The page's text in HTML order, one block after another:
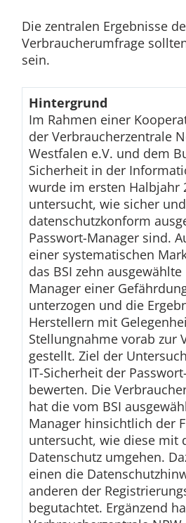
Die zentralen Ergebnisse
Verbraucherumfrage
sein.
Hintergrund
Im Rahmen einer
der Verbraucherzentrale
Westfalen e.V. und dem
Sicherheit in der
wurde im ersten Halbjahr
untersucht, wie sicher und
datenschutzkonform
Passwort-Manager sind.
einer systematischen
das BSI zehn
Manager einer
unterzogen und die
Herstellern mit
Stellungnahme vorab zur
gestellt. Ziel der
IT-Sicherheit der
bewerten. Die
hat die vom BSI
Manager hinsichtlich der
untersucht, wie diese mit
Datenschutz umgehen.
einen die
anderen der
begutachtet. Ergänzend